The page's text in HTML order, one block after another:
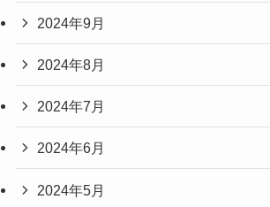
2024年9月
2024年8月
2024年7月
2024年6月
2024年5月